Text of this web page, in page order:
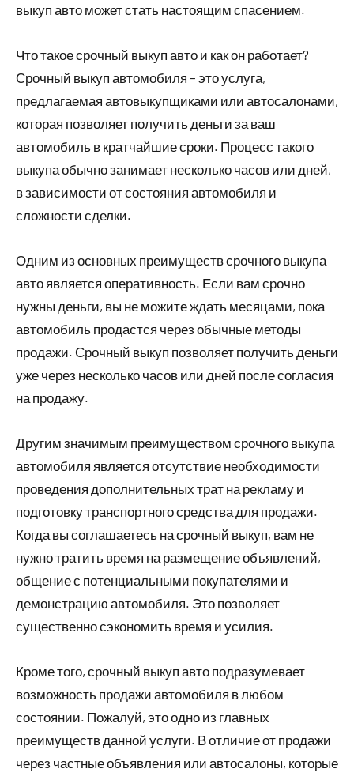
выкуп авто может стать настоящим спасением.
Что такое срочный выкуп авто и как он работает?
Срочный выкуп автомобиля – это услуга,
предлагаемая автовыкупщиками или автосалонами,
которая позволяет получить деньги за ваш
автомобиль в кратчайшие сроки. Процесс такого
выкупа обычно занимает несколько часов или дней,
в зависимости от состояния автомобиля и
сложности сделки.
Одним из основных преимуществ срочного выкупа
авто является оперативность. Если вам срочно
нужны деньги, вы не можите ждать месяцами, пока
автомобиль продастся через обычные методы
продажи. Срочный выкуп позволяет получить деньги
уже через несколько часов или дней после согласия
на продажу.
Другим значимым преимуществом срочного выкупа
автомобиля является отсутствие необходимости
проведения дополнительных трат на рекламу и
подготовку транспортного средства для продажи.
Когда вы соглашаетесь на срочный выкуп, вам не
нужно тратить время на размещение объявлений,
общение с потенциальными покупателями и
демонстрацию автомобиля. Это позволяет
существенно сэкономить время и усилия.
Кроме того, срочный выкуп авто подразумевает
возможность продажи автомобиля в любом
состоянии. Пожалуй, это одно из главных
преимуществ данной услуги. В отличие от продажи
через частные объявления или автосалоны, которые